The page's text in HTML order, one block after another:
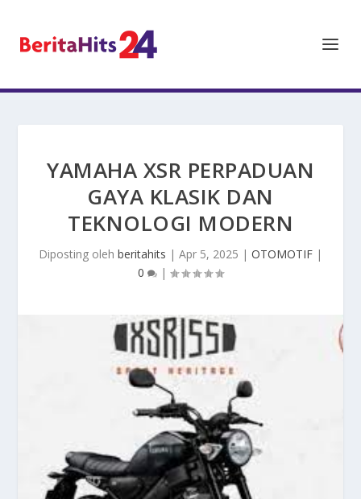
YAMAHA XSR PERPADUAN
GAYA KLASIK DAN
TEKNOLOGI MODERN
Diposting oleh beritahits | Apr 5, 2025 | OTOMOTIF |
0
|